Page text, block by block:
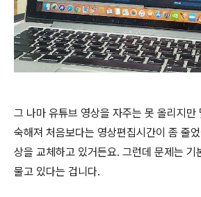
그 나마 유튜브 영상을 자주는 못 올리지만
숙해져 처음보다는 영상편집시간이 좀 줄
상을 교체하고 있거든요. 그런데 문제는 기
물고 있다는 겁니다.